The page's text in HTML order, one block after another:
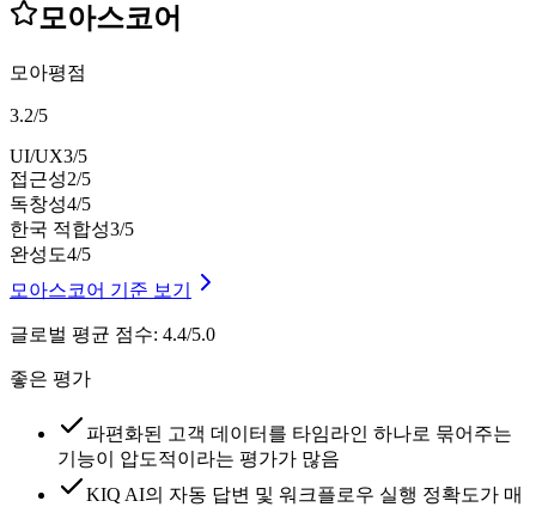
모아스코어
모아평점
3.2/5
UI/UX3/5
접근성2/5
독창성4/5
한국 적합성3/5
완성도4/5
모아스코어 기준 보기
글로벌 평균 점수: 4.4/5.0
좋은 평가
파편화된 고객 데이터를 타임라인 하나로 묶어주는
기능이 압도적이라는 평가가 많음
KIQ AI의 자동 답변 및 워크플로우 실행 정확도가 매